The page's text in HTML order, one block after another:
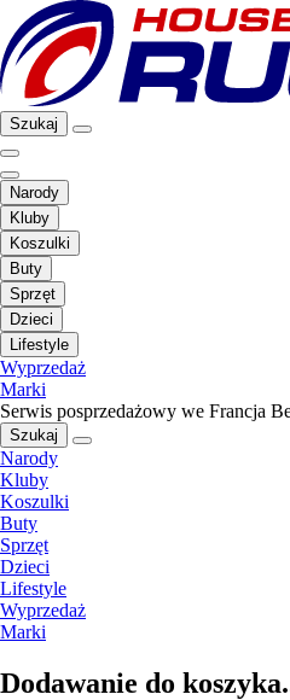
Szukaj
Narody
Kluby
Koszulki
Buty
Sprzęt
Dzieci
Lifestyle
Wyprzedaż
Marki
Serwis posprzedażowy we Francja
Szukaj
Narody
Kluby
Koszulki
Buty
Sprzęt
Dzieci
Lifestyle
Wyprzedaż
Marki
Dodawanie do